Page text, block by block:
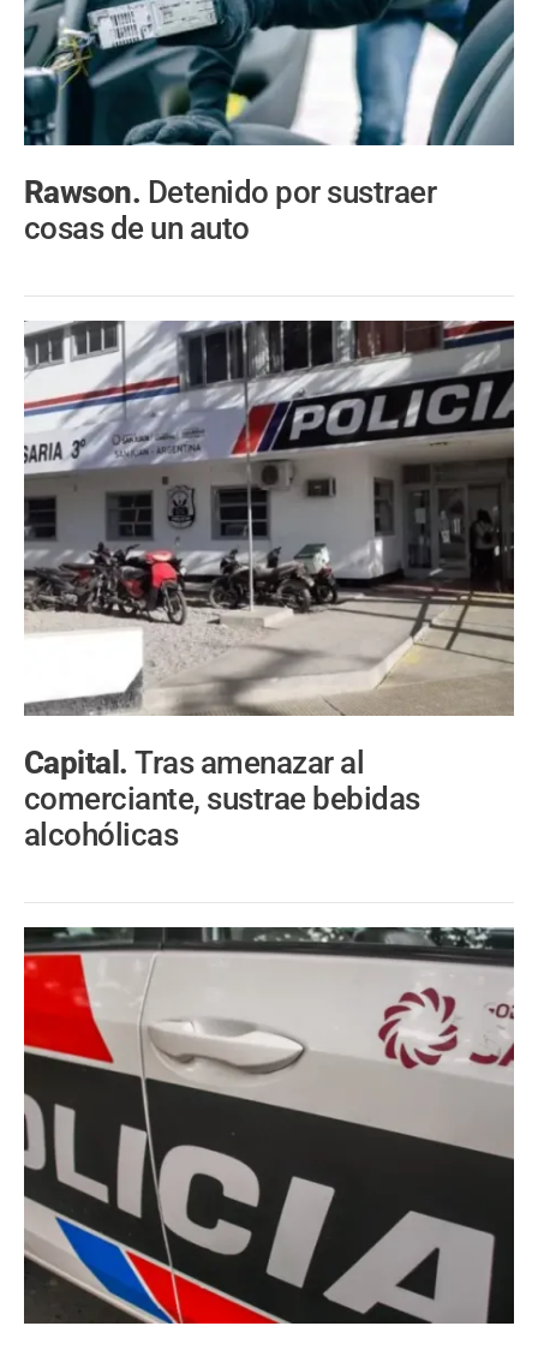
Rawson. Detenido por sustraer
cosas de un auto
Capital.Tras amenazar al
comerciante, sustrae bebidas
alcohólicas